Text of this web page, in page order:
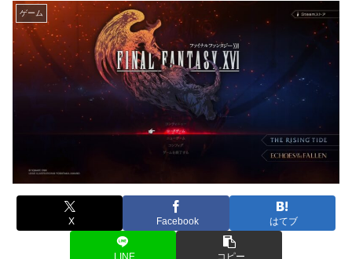
ゲーム
X Facebook はてブ
LINE コピー